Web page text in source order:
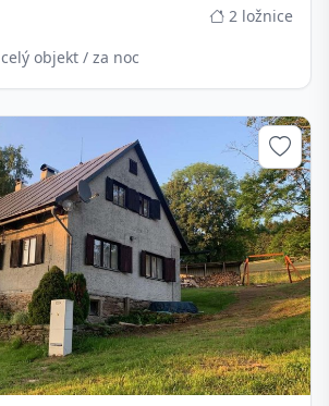
2 ložnice
objekt / za noc